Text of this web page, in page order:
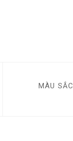
MÀU SẮC